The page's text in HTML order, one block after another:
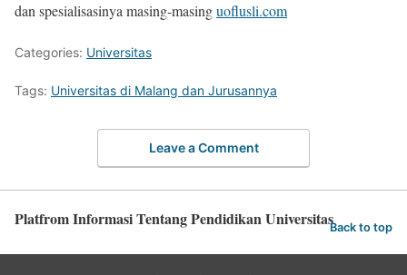
dan spesialisasinya masing-masinguoflusli.com
Categories: Universitas
Tags: Universitas di Malang dan Jurusannya
Leave a Comment
Platfrom Informasi Tentang Pendidikan UniversitasBack to top